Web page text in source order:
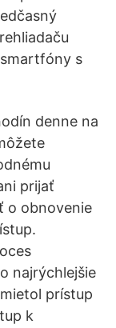
s
denne na
prijať
o obnovenie
najrýchlejšie
prístup
k